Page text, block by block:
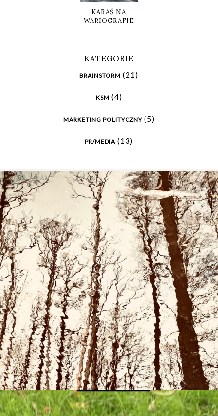
KARAŚ NA
WARIOGRAFIE
KATEGORIE
BRAINSTORM (21)
KSM (4)
MARKETING POLITYCZNY(5)
PR/MEDIA (13)